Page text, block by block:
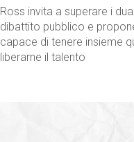
Ross invita a superare i
dibattito pubblico e
capace di tenere insieme
liberarne il talento